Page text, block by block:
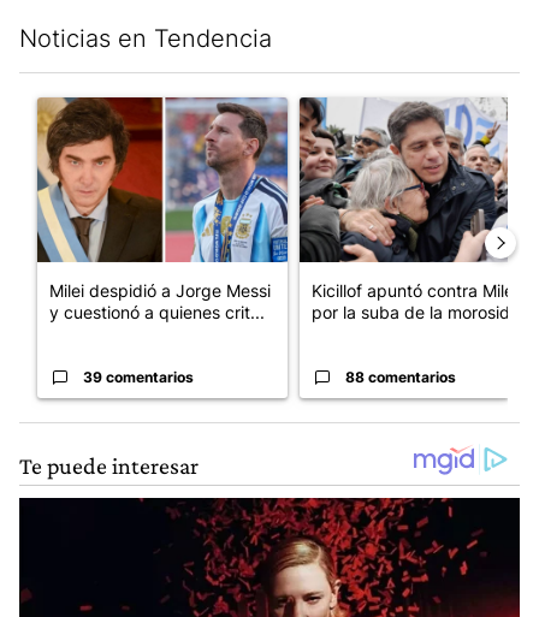
Noticias en Tendencia
Un artículo de tendencia con el título "Milei despidió a Jorge
Milei despidió a Jorge Messi
y cuestionó a quienes crit...
39 comentarios
Un artículo de tendencia con
Kicillof apuntó contra Milei
por la suba de la morosida...
88 comentarios